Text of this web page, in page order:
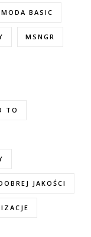
MODA BASIC
MSNGR
TO
JAKOŚCI